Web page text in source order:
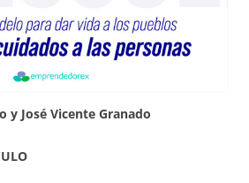
y José Vicente Granado